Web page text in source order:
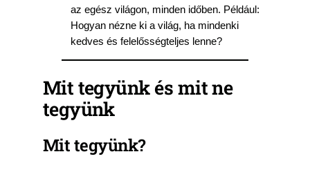
az egész világon, minden időben. Például:
Hogyan nézne ki a világ, ha mindenki
kedves és felelősségteljes lenne?
Mit tegyünk és mit ne
tegyünk
Mit tegyünk?